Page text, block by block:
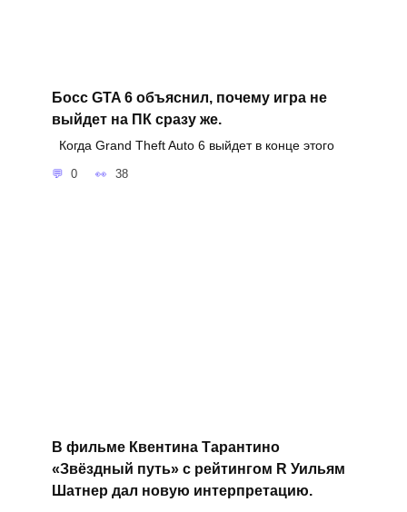
Босс GTA 6 объяснил, почему игра не
выйдет на ПК сразу же.
Когда Grand Theft Auto 6 выйдет в конце этого
0 38
В фильме Квентина Тарантино
«Звёздный путь» с рейтингом R Уильям
Шатнер дал новую интерпретацию.